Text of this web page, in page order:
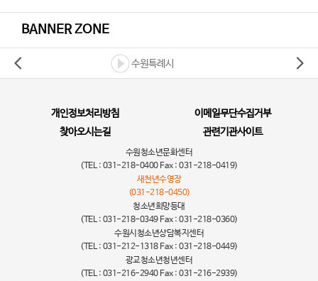
BANNER ZONE
수원특례시
개인정보처리방침
이메일무단수집거부
찾아오시는길
관련기관사이트
수원청소년문화센터
(TEL : 031-218-0400 Fax : 031-218-0419)
새천년수영장
(031-218-0450)
청소년희망등대
(TEL : 031-218-0349 Fax : 031-218-0360)
수원시청소년상담복지센터
(TEL : 031-212-1318 Fax : 031-218-0449)
광교청소년청년센터
(TEL : 031-216-2940 Fax : 031-216-2939)